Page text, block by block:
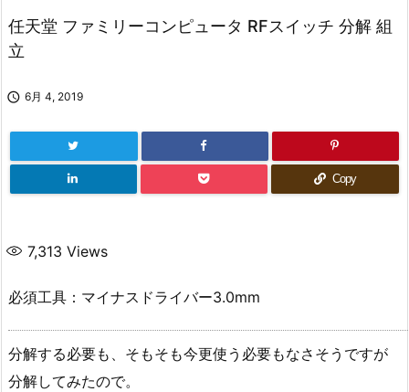
任天堂 ファミリーコンピュータ RFスイッチ 分解 組
立
 6月 4, 2019
Copy
7,313 Views
必須工具：マイナスドライバー3.0mm
分解する必要も、そもそも今更使う必要もなさそうですが
分解してみたので。